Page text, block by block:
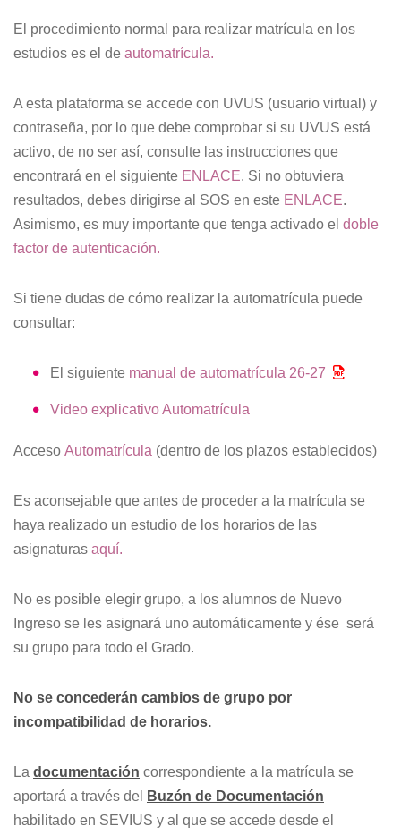
El procedimiento normal para realizar matrícula en los
estudios es el de automatrícula.
A esta plataforma se accede con UVUS (usuario virtual) y
contraseña, por lo que debe comprobar si su UVUS está
activo, de no ser así, consulte las instrucciones que
encontrará en el siguiente ENLACE. Si no obtuviera
resultados, debes dirigirse al SOS en este ENLACE.
Asimismo, es muy importante que tenga activado el doble
factor de autenticación.
Si tiene dudas de cómo realizar la automatrícula puede
consultar:
El siguiente manual de automatrícula 26-27
Video explicativo Automatrícula
Acceso Automatrícula (dentro de los plazos establecidos)
Es aconsejable que antes de proceder a la matrícula se
haya realizado un estudio de los horarios de las
asignaturas aquí.
No es posible elegir grupo, a los alumnos de Nuevo
Ingreso se les asignará uno automáticamente y ése será
su grupo para todo el Grado.
No se concederán cambios de grupo por
incompatibilidad de horarios.
La documentación correspondiente a la matrícula se
aportará a través del
Buzón de Documentación
habilitado en SEVIUS y al que se accede desde el